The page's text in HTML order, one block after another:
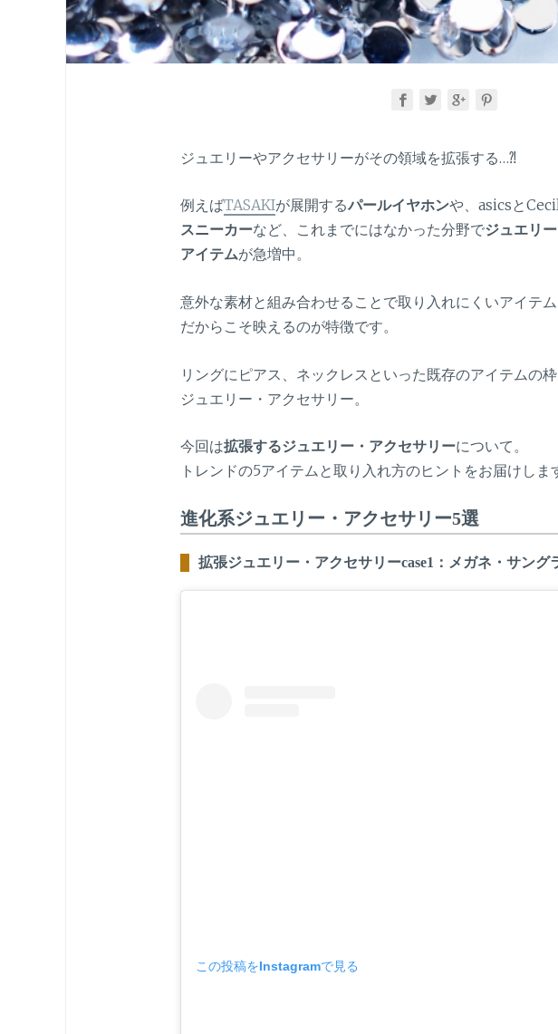
ジュエリーやアクセサリーがその領域を拡張する…⁈
例えばTASAKIが展開するパールイヤホンや、asicsと
スニーカーなど、これまでにはなかった分野でジュエリ
アイテムが急増中。
意外な素材と組み合わせることで取り入れにくいアイテ
だからこそ映えるのが特徴です。
リングにピアス、ネックレスといった既存のアイテムの
ジュエリー・アクセサリー。
今回は拡張するジュエリー・アクセサリーについて。
トレンドの5アイテムと取り入れ方のヒントをお届けしま
進化系ジュエリー・アクセサリー5選
拡張ジュエリー・アクセサリーcase1：メガネ・サング
この投稿をInstagramで見る